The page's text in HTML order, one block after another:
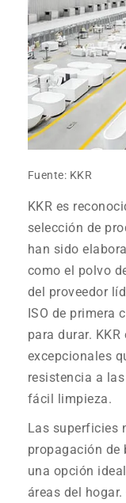
Fuente: KKR
KKR es
selección de
han sido
como el polvo
del proveedor
ISO de primera
para durar.
excepcionales
resistencia a
fácil limpieza.
Las superficies
propagación de
una opción
áreas del